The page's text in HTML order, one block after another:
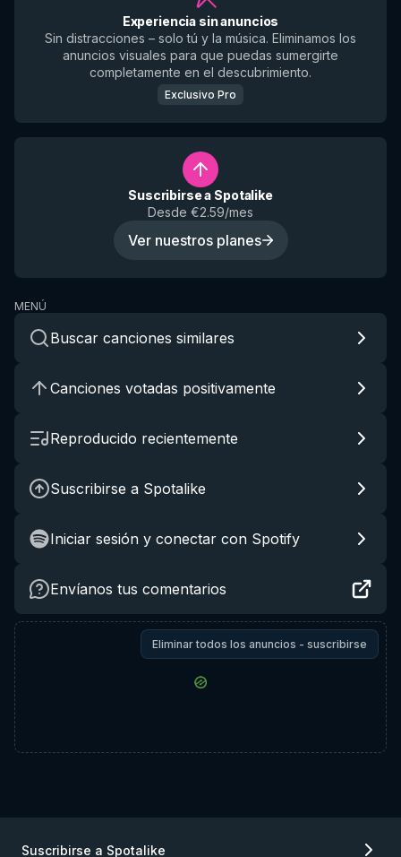
Experiencia sin anuncios
Sin distracciones – solo tú y la música. Eliminamos los
anuncios visuales para que puedas sumergirte
completamente en el descubrimiento.
Exclusivo Pro
Suscribirse a Spotalike
Desde €2.59/mes
Ver nuestros planes
MENÚ
Buscar canciones similares
Canciones votadas positivamente
Reproducido recientemente
Suscribirse a Spotalike
Iniciar sesión y conectar con Spotify
Envíanos tus comentarios
Eliminar todos los anuncios - suscribirse
Suscribirse a Spotalike